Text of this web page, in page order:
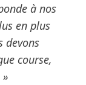
à nos
en plus
devons
course,